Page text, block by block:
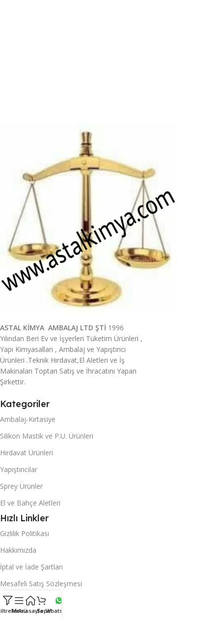
ASTAL KİMYA AMBALAJ LTD ŞTİ 1996
Yılından Beri Ev ve İşyerleri Tüketim Ürünleri ,
Yapı Kimyasalları , Ambalaj ve Yapıştırıcı
Ürünleri .Teknik Hırdavat,El Aletleri ve İş
Makinaları Toptan Satış ve İhracatını Yapan
Şirkettir.
Kategoriler
Ambalaj-Kırtasiye
Silikon Mastik ve P.U. Ürünleri
Hırdavat Ürünleri
Yapıştırıcılar
Sprey Ürünler
El ve Bahçe Aletleri
Hızlı Linkler
Gizlilik Politikası
Hakkımızda
İptal ve İade Şartları
Mesafeli Satış Sözleşmesi
Sayfalar
Anasayfa
Menü
AnasayfaSepetWhatsapp